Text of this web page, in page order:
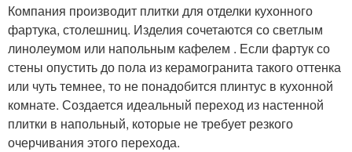
Компания производит плитки для отделки кухонного
фартука, столешниц. Изделия сочетаются со светлым
линолеумом или напольным кафелем . Если фартук со
стены опустить до пола из керамогранита такого оттенка
или чуть темнее, то не понадобится плинтус в кухонной
комнате. Создается идеальный переход из настенной
плитки в напольный, которые не требует резкого
очерчивания этого перехода.